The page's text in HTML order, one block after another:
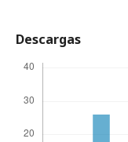
Descargas